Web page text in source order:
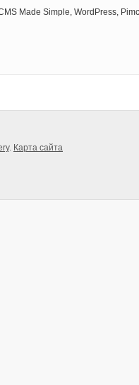
Made Simple, WordPress,
. Карта сайта